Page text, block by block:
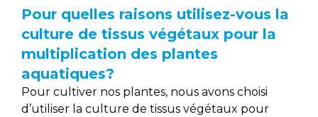
Pour quelles raisons utilisez-vous la
culture de tissus végétaux pour la
multiplication des plantes
aquatiques?
Pour cultiver nos plantes, nous avons choisi
d’utiliser la culture de tissus végétaux pour